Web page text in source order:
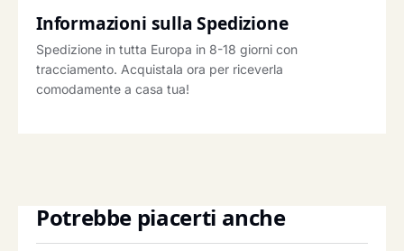
Informazioni sulla Spedizione
Spedizione in tutta Europa in 8-18 giorni con
tracciamento. Acquistala ora per riceverla
comodamente a casa tua!
Potrebbe piacerti anche